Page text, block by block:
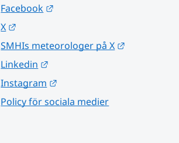
Facebook
X
SMHIs meteorologer på X
Linkedin
Instagram
Policy för sociala medier